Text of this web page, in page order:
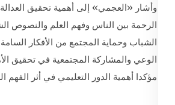
وأشار «العجمي» إلى أهمية تحقيق
الرحمة بين الناس وفهم العلم والنصوص
الشباب وحماية المجتمع من الأفكار
الوعي والمشاركة المجتمعية في تحقيق
مؤكدا أهمية الدور التعليمي في أثر الفهم